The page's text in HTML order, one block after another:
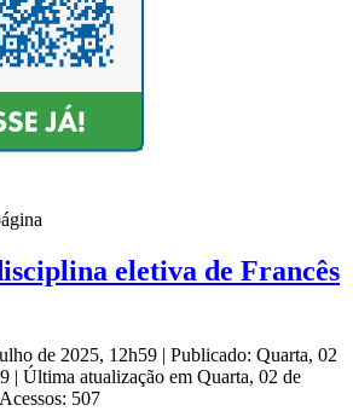
eletiva de Francês
de 2025, 12h59 | Publicado: Quarta, 02
| Última atualização em Quarta, 02 de
Acessos: 507